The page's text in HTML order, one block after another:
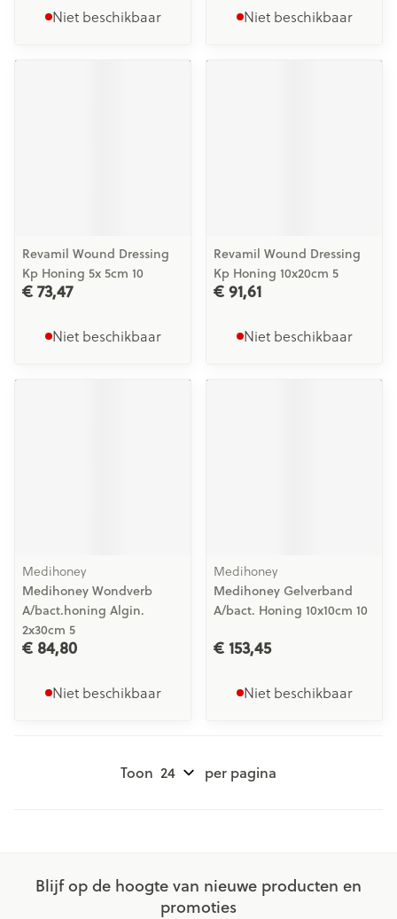
Niet beschikbaar Niet beschikbaar
Revamil Wound Dressing
Kp Honing 5x 5cm 10
€ 73,47
Niet beschikbaar
Revamil Wound Dressing
Kp Honing 10x20cm 5
€ 91,61
Niet beschikbaar
Medihoney
Medihoney Wondverb
A/bact.honing Algin.
2x30cm 5
€ 84,80
Niet beschikbaar
Medihoney
Medihoney Gelverband
A/bact. Honing 10x10cm 10
€ 153,45
Niet beschikbaar
Toon per pagina
Blijf op de hoogte van nieuwe producten en
promoties